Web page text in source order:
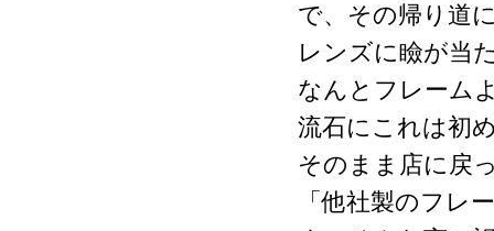
で、その帰り道
レンズに瞼が当
なんとフレーム
流石にこれは初
そのまま店に戻
「他社製のフレ